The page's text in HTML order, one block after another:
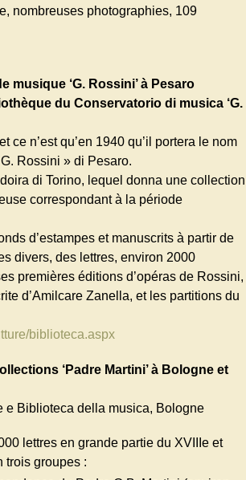
nombreuses photographies, 109
musique ‘G. Rossini’ à Pesaro
du Conservatorio di musica ‘G.
ce n’est qu’en 1940 qu’il portera le nom
Rossini » di Pesaro.
di Torino, lequel donna une collection
correspondant à la période
d’estampes et manuscrits à partir de
divers, des lettres, environ 2000
premières éditions d’opéras de Rossini,
d’Amilcare Zanella, et les partitions du
biblioteca.aspx
‘Padre Martini’ à Bologne et
e Biblioteca della musica, Bologne
lettres en grande partie du XVIIIe et
trois groupes :